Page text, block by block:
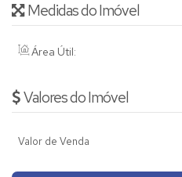
Medidas do Imóvel
Área Útil:
Valores do Imóvel
Valor de Venda